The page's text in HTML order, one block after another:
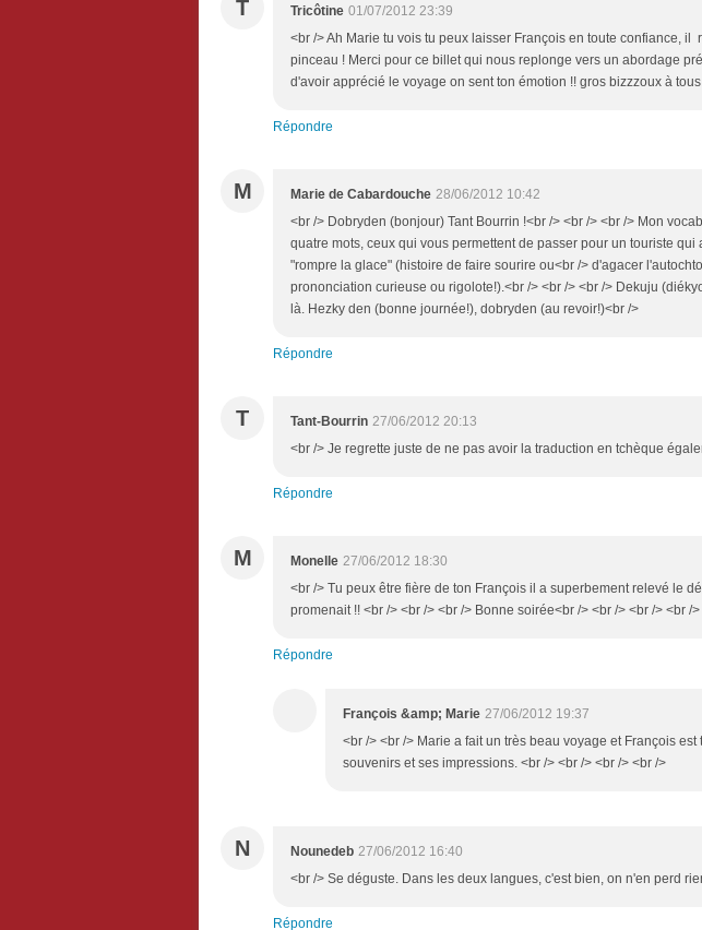
T Tricôtine 01/07/2012 23:39
<br /> Ah Marie tu vois tu peux laisser François en toute confiance, il
pinceau ! Merci pour ce billet qui nous replonge vers un abordage
d'avoir apprécié le voyage on sent ton émotion !! gros bizzzoux à
Répondre
M Marie de Cabardouche 28/06/2012 10:42
<br /> Dobryden (bonjour) Tant Bourrin !<br /> <br /> <br /> Mon
quatre mots, ceux qui vous permettent de passer pour un touriste qui
"rompre la glace" (histoire de faire sourire ou<br /> d'agacer
prononciation curieuse ou rigolote!).<br /> <br /> <br /> Dekuju
là. Hezky den (bonne journée!), dobryden (au revoir!)<br />
Répondre
T Tant-Bourrin 27/06/2012 20:13
<br /> Je regrette juste de ne pas avoir la traduction en tchèque
Répondre
M Monelle 27/06/2012 18:30
<br /> Tu peux être fière de ton François il a superbement relevé le
promenait !! <br /> <br /> <br /> Bonne soirée<br /> <br /> <br /> <br />
Répondre
François &amp; Marie 27/06/2012 19:37
<br /> <br /> Marie a fait un très beau voyage et François
souvenirs et ses impressions. <br /> <br /> <br /> <br />
N Nounedeb 27/06/2012 16:40
<br /> Se déguste. Dans les deux langues, c'est bien, on n'en perd
Répondre